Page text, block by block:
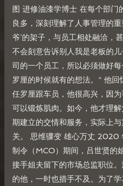
图 进修油漆学博士 在每个部门
良多，深刻理解了人事管理的
爷’的架子，与员工相处融洽，
不会刻意告诉别人我是老板的
司的一个员工，所以必须做好
罗厘的时候就有的想法。” 他
任罗厘跟车员，他很高兴，因
可以锻炼肌肉。如今，他才理
期建立的交情和服务，实际上
关。 思维骤变 雄心万丈 2020
制令（MCO）期间，吕世贤的
接手姐夫留下的市场总监职位
的他，一时也措手不及。为了